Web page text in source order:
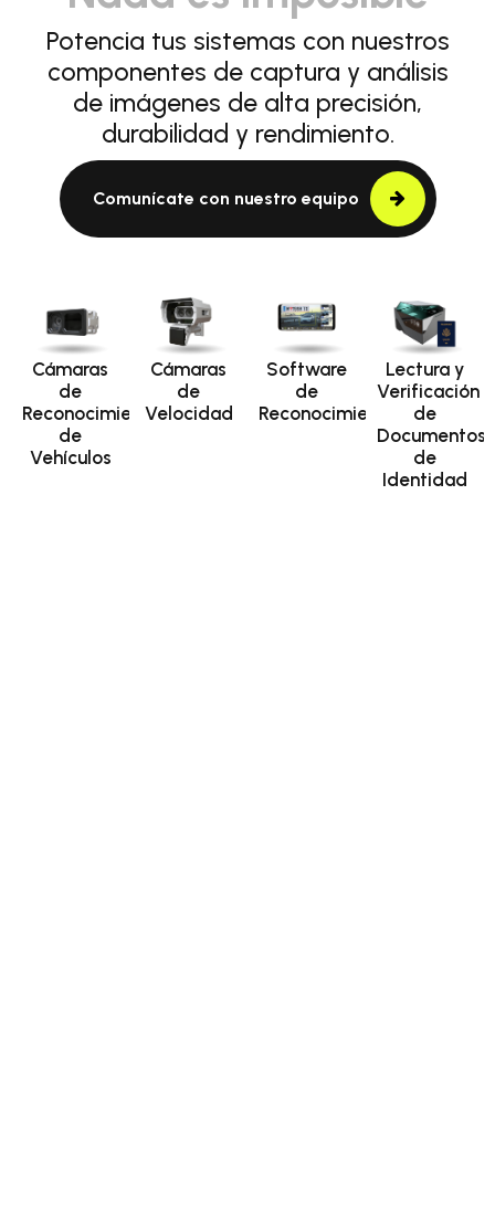
Potencia tus sistemas con nuestros
componentes de captura y análisis
de imágenes de alta precisión,
durabilidad y rendimiento.
Comunícate con nuestro equipo
Cámaras
de
Reconocimiento
de
Vehículos
Cámaras
de
Velocidad
Software
de
Reconocimiento
Lectura y
Verificación
de
Documentos
de
Identidad